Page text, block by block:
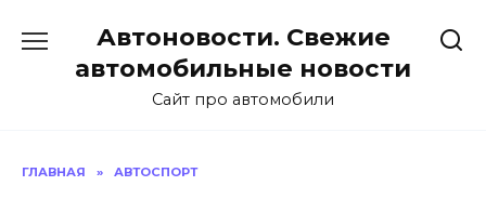
содержанию
Автоновости. Свежие
автомобильные новости
Сайт про автомобили
ГЛАВНАЯ » АВТОСПОРТ